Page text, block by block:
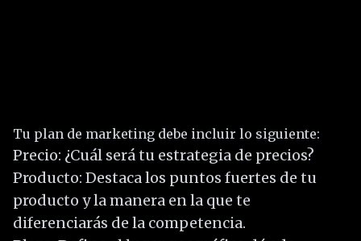
Tu plan de marketing debe incluir lo siguiente:
Precio: ¿Cuál será tu estrategia de precios?
Producto: Destaca los puntos fuertes de tu
producto y la manera en la que te
diferenciarás de la competencia.